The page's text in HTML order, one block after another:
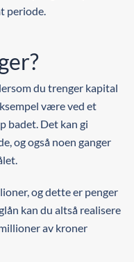
periode.
du trenger kapital
være ved et
badet. Det kan gi
og også noen ganger
og dette er penger
kan du altså realisere
av kroner